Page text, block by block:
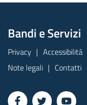
Bandi e Servizi
Privacy Accessibilità
Note legali
Contatti